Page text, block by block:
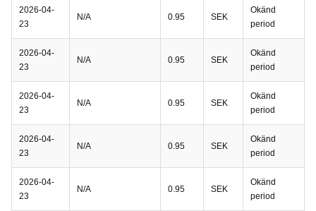
2026-04-
23
N/A 0.95 SEK
Okänd
period
2026-04-
23
N/A 0.95 SEK
Okänd
period
2026-04-
23
N/A 0.95 SEK
Okänd
period
2026-04-
23
N/A 0.95 SEK
Okänd
period
2026-04-
23
N/A 0.95 SEK
Okänd
period